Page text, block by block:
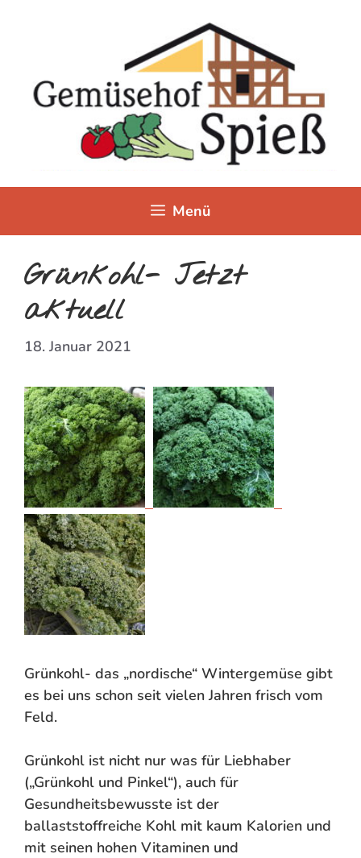
Menü
Grünkohl- Jetzt
aktuell
18. Januar 2021
Grünkohl- das „nordische“ Wintergemüse gibt
es bei uns schon seit vielen Jahren frisch vom
Feld.
Grünkohl ist nicht nur was für Liebhaber
(„Grünkohl und Pinkel“), auch für
Gesundheitsbewusste ist der
ballaststoffreiche Kohl mit kaum Kalorien und
mit seinen hohen Vitaminen und